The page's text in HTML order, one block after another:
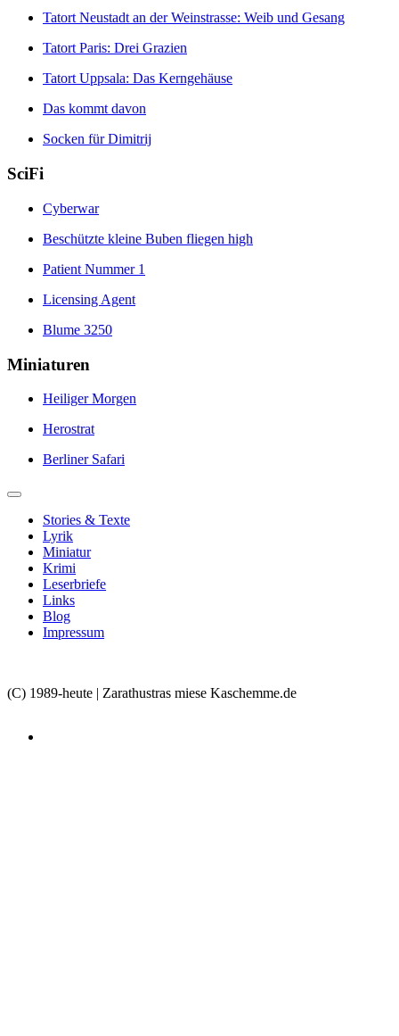
Tatort Neustadt an der Weinstrasse: Weib und Gesang
Tatort Paris: Drei Grazien
Tatort Uppsala: Das Kerngehäuse
Das kommt davon
Socken für Dimitrij
SciFi
Cyberwar
Beschützte kleine Buben fliegen high
Patient Nummer 1
Licensing Agent
Blume 3250
Miniaturen
Heiliger Morgen
Herostrat
Berliner Safari
Stories & Texte
Lyrik
Miniatur
Krimi
Leserbriefe
Links
Blog
Impressum
(C) 1989-heute | Zarathustras miese Kaschemme.de